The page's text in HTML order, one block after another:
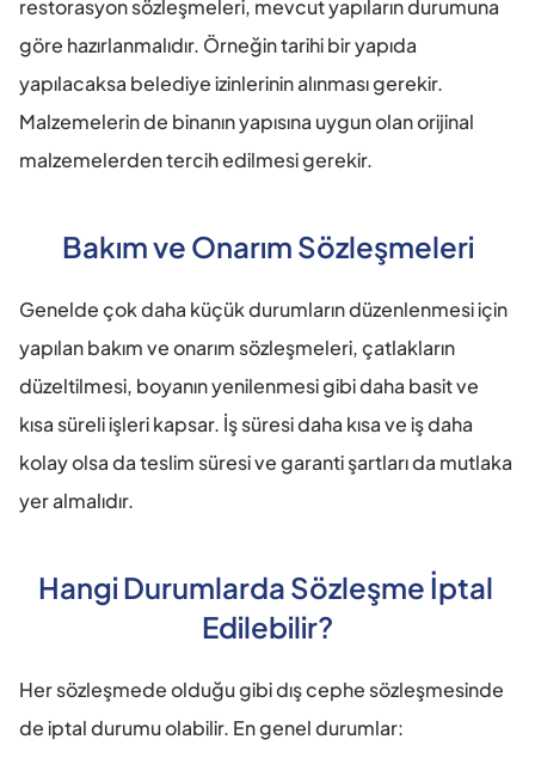
restorasyon sözleşmeleri, mevcut yapıların durumuna
göre hazırlanmalıdır. Örneğin tarihi bir yapıda
yapılacaksa belediye izinlerinin alınması gerekir.
Malzemelerin de binanın yapısına uygun olan orijinal
malzemelerden tercih edilmesi gerekir.
Bakım ve Onarım Sözleşmeleri
Genelde çok daha küçük durumların düzenlenmesi için
yapılan bakım ve onarım sözleşmeleri, çatlakların
düzeltilmesi, boyanın yenilenmesi gibi daha basit ve
kısa süreli işleri kapsar. İş süresi daha kısa ve iş daha
kolay olsa da teslim süresi ve garanti şartları da mutlaka
yer almalıdır.
Hangi Durumlarda Sözleşme İptal
Edilebilir?
Her sözleşmede olduğu gibi dış cephe sözleşmesinde
de iptal durumu olabilir. En genel durumlar: